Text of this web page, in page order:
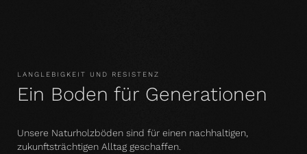
LANGLEBIGKEIT UND RESISTENZ
Ein Boden für Generationen
Unsere Naturholzböden sind für einen nachhaltigen,
zukunftsträchtigen Alltag geschaffen.